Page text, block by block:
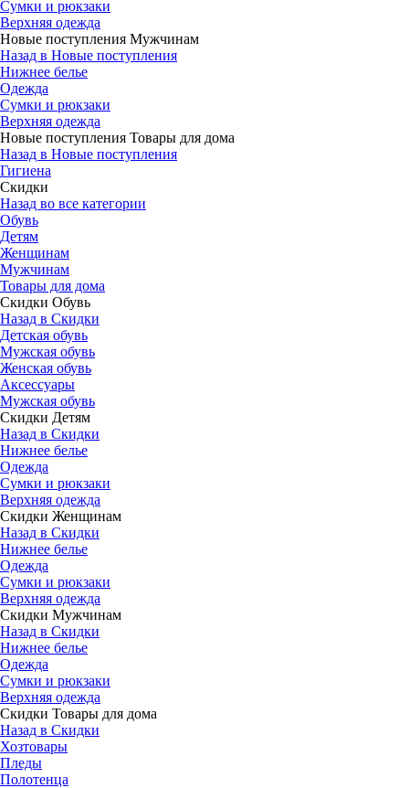
Сумки и рюкзаки
Верхняя одежда
Новые поступления Мужчинам
Назад в Новые поступления
Нижнее белье
Одежда
Сумки и рюкзаки
Верхняя одежда
Новые поступления Товары для дома
Назад в Новые поступления
Гигиена
Скидки
Назад во все категории
Обувь
Детям
Женщинам
Мужчинам
Товары для дома
Скидки Обувь
Назад в Скидки
Детская обувь
Мужская обувь
Женская обувь
Аксессуары
Мужская обувь
Скидки Детям
Назад в Скидки
Нижнее белье
Одежда
Сумки и рюкзаки
Верхняя одежда
Скидки Женщинам
Назад в Скидки
Нижнее белье
Одежда
Сумки и рюкзаки
Верхняя одежда
Скидки Мужчинам
Назад в Скидки
Нижнее белье
Одежда
Сумки и рюкзаки
Верхняя одежда
Скидки Товары для дома
Назад в Скидки
Хозтовары
Пледы
Полотенца